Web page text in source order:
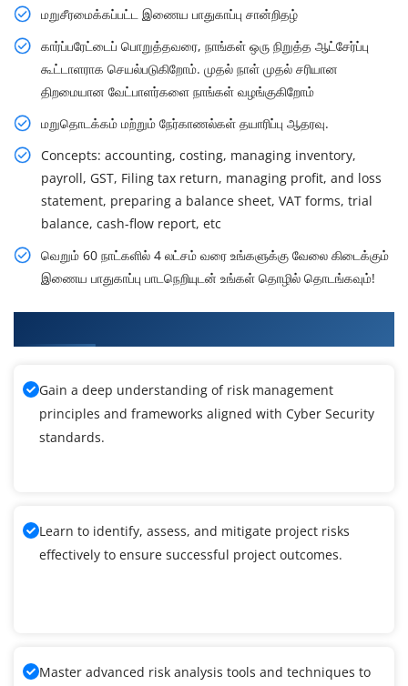
மறுசீரமைக்கப்பட்ட இணைய பாதுகாப்பு சான்றிதழ்
கார்ப்பரேட்டைப் பொறுத்தவரை, நாங்கள் ஒரு நிறுத்த ஆட்சேர்ப்பு
கூட்டாளராக செயல்படுகிறோம். முதல் நாள் முதல் சரியான
திறமையான வேட்பாளர்களை நாங்கள் வழங்குகிறோம்
மறுதொடக்கம் மற்றும் நேர்காணல்கள் தயாரிப்பு ஆதரவு.
Concepts: accounting, costing, managing inventory,
payroll, GST, Filing tax return, managing profit, and loss
statement, preparing a balance sheet, VAT forms, trial
balance, cash-flow report, etc
வெறும் 60 நாட்களில் 4 லட்சம் வரை உங்களுக்கு வேலை கிடைக்கும்
இணைய பாதுகாப்பு பாடநெறியுடன் உங்கள் தொழில் தொடங்கவும்!
Gain a deep understanding of risk management
principles and frameworks aligned with Cyber Security
standards.
Learn to identify, assess, and mitigate project risks
effectively to ensure successful project outcomes.
Master advanced risk analysis tools and techniques to